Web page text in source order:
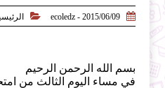

2015/06/09 - ecoledz

بسم الله الرحمن الرحيم
في مساء اليوم الثالث من